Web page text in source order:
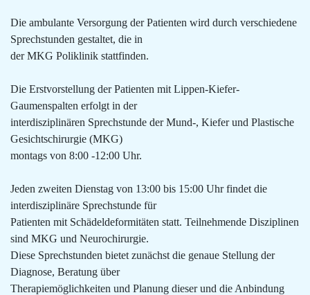
Die ambulante Versorgung der Patienten wird durch verschiedene
Sprechstunden gestaltet, die in
der MKG Poliklinik stattfinden.
Die Erstvorstellung der Patienten mit Lippen-Kiefer-
Gaumenspalten erfolgt in der
interdisziplinären Sprechstunde der Mund-, Kiefer und Plastische
Gesichtschirurgie (MKG)
montags von 8:00 -12:00 Uhr.
Jeden zweiten Dienstag von 13:00 bis 15:00 Uhr findet die
interdisziplinäre Sprechstunde für
Patienten mit Schädeldeformitäten statt. Teilnehmende Disziplinen
sind MKG und Neurochirurgie.
Diese Sprechstunden bietet zunächst die genaue Stellung der
Diagnose, Beratung über
Therapiemöglichkeiten und Planung dieser und die Anbindung